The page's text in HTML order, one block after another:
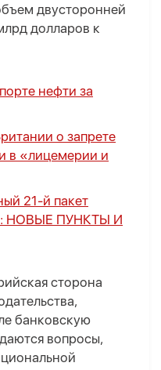
двусторонней
долларов к
нефти за
о запрете
в «лицемерии и
21-й пакет
НОВЫЕ ПУНКТЫ И
сторона
банковскую
вопросы,